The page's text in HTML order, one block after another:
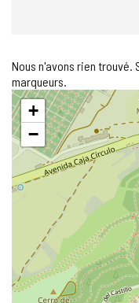
Nous n'avons rien trouvé.
marqueurs.
Sauter
la
carte
+
−